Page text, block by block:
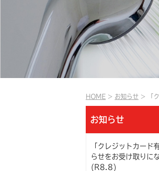
HOME お知らせ 「
お知らせ
「クレジットカード
らせをお受け取りに
(R8.8)